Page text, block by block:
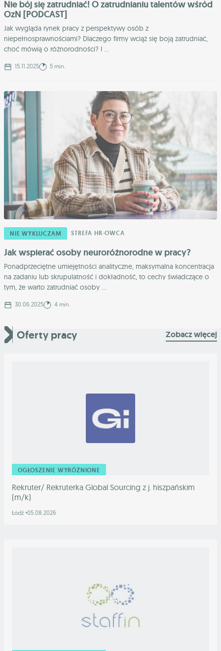
Nie bój się zatrudniać! O zatrudnianiu talentów wśród
OzN [PODCAST]
Jak wygląda rynek pracy z perspektywy osób z
niepełnosprawnościami? Dlaczego firmy wciąż się boją zatrudniać,
choć mówią o różnorodności? I ...
15.11.2025 5 min.
NIE WYKLUCZAM STREFA HR-OWCA
Jak wspierać osoby neuroróżnorodne w pracy?
Ponadprzeciętne umiejętności analityczne, maksymalna koncentracja
na zadaniu lub skrupulatność i dokładność, to cechy świadczące o
tym, że warto zatrudniać osoby ...
30.06.2025 4 min.
Oferty pracy Zobacz więcej
OGŁOSZENIE WYRÓŻNIONE
Rekruter/ Rekruterka Global Sourcing z j. hiszpańskim
(m/k)
Łódź 05.08.2026